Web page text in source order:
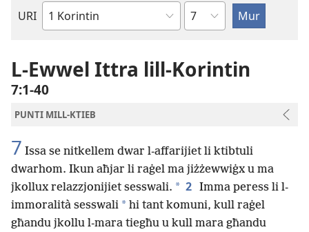
URI
Ktieb
Kapitlu
L-Ewwel Ittra lill-Korintin
7:1-40
PUNTI MILL-KTIEB
7 Issa se nitkellem dwar l-affarijiet li ktibtuli
dwarhom. Ikun aħjar li raġel ma jiżżewwiġx u ma
jkollux relazzjonijiet sesswali. * 2 Imma peress li l-
immoralità sesswali * hi tant komuni, kull raġel
għandu jkollu l-mara tiegħu u kull mara għandu